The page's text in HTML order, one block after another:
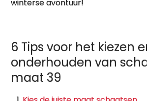
winterse avontuur!
6 Tips voor het kiezen
onderhouden van
maat 39